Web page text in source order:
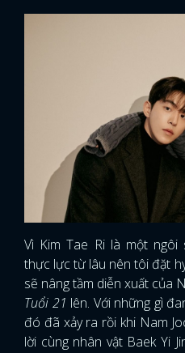
Vì Kim Tae Ri là một
thực lực từ lâu nên tôi đặt
sẽ nâng tầm diễn xuất của
Tuổi 21 lên. Với những gì
đó đã xảy ra rồi khi Nam
lời cùng nhân vật Baek Yi